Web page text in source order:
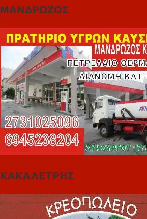
ΜΑΝΔΡΩΖΟΣ
ΚΑΚΑΛΕΤΡΗΣ